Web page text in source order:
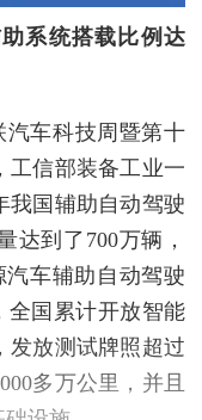
系统搭载比例达
汽车科技周暨第十
工信部装备工业一
我国辅助自动驾驶
达到了700万辆，
汽车辅助自动驾驶
全国累计开放智能
发放测试牌照超过
多万公里，并且